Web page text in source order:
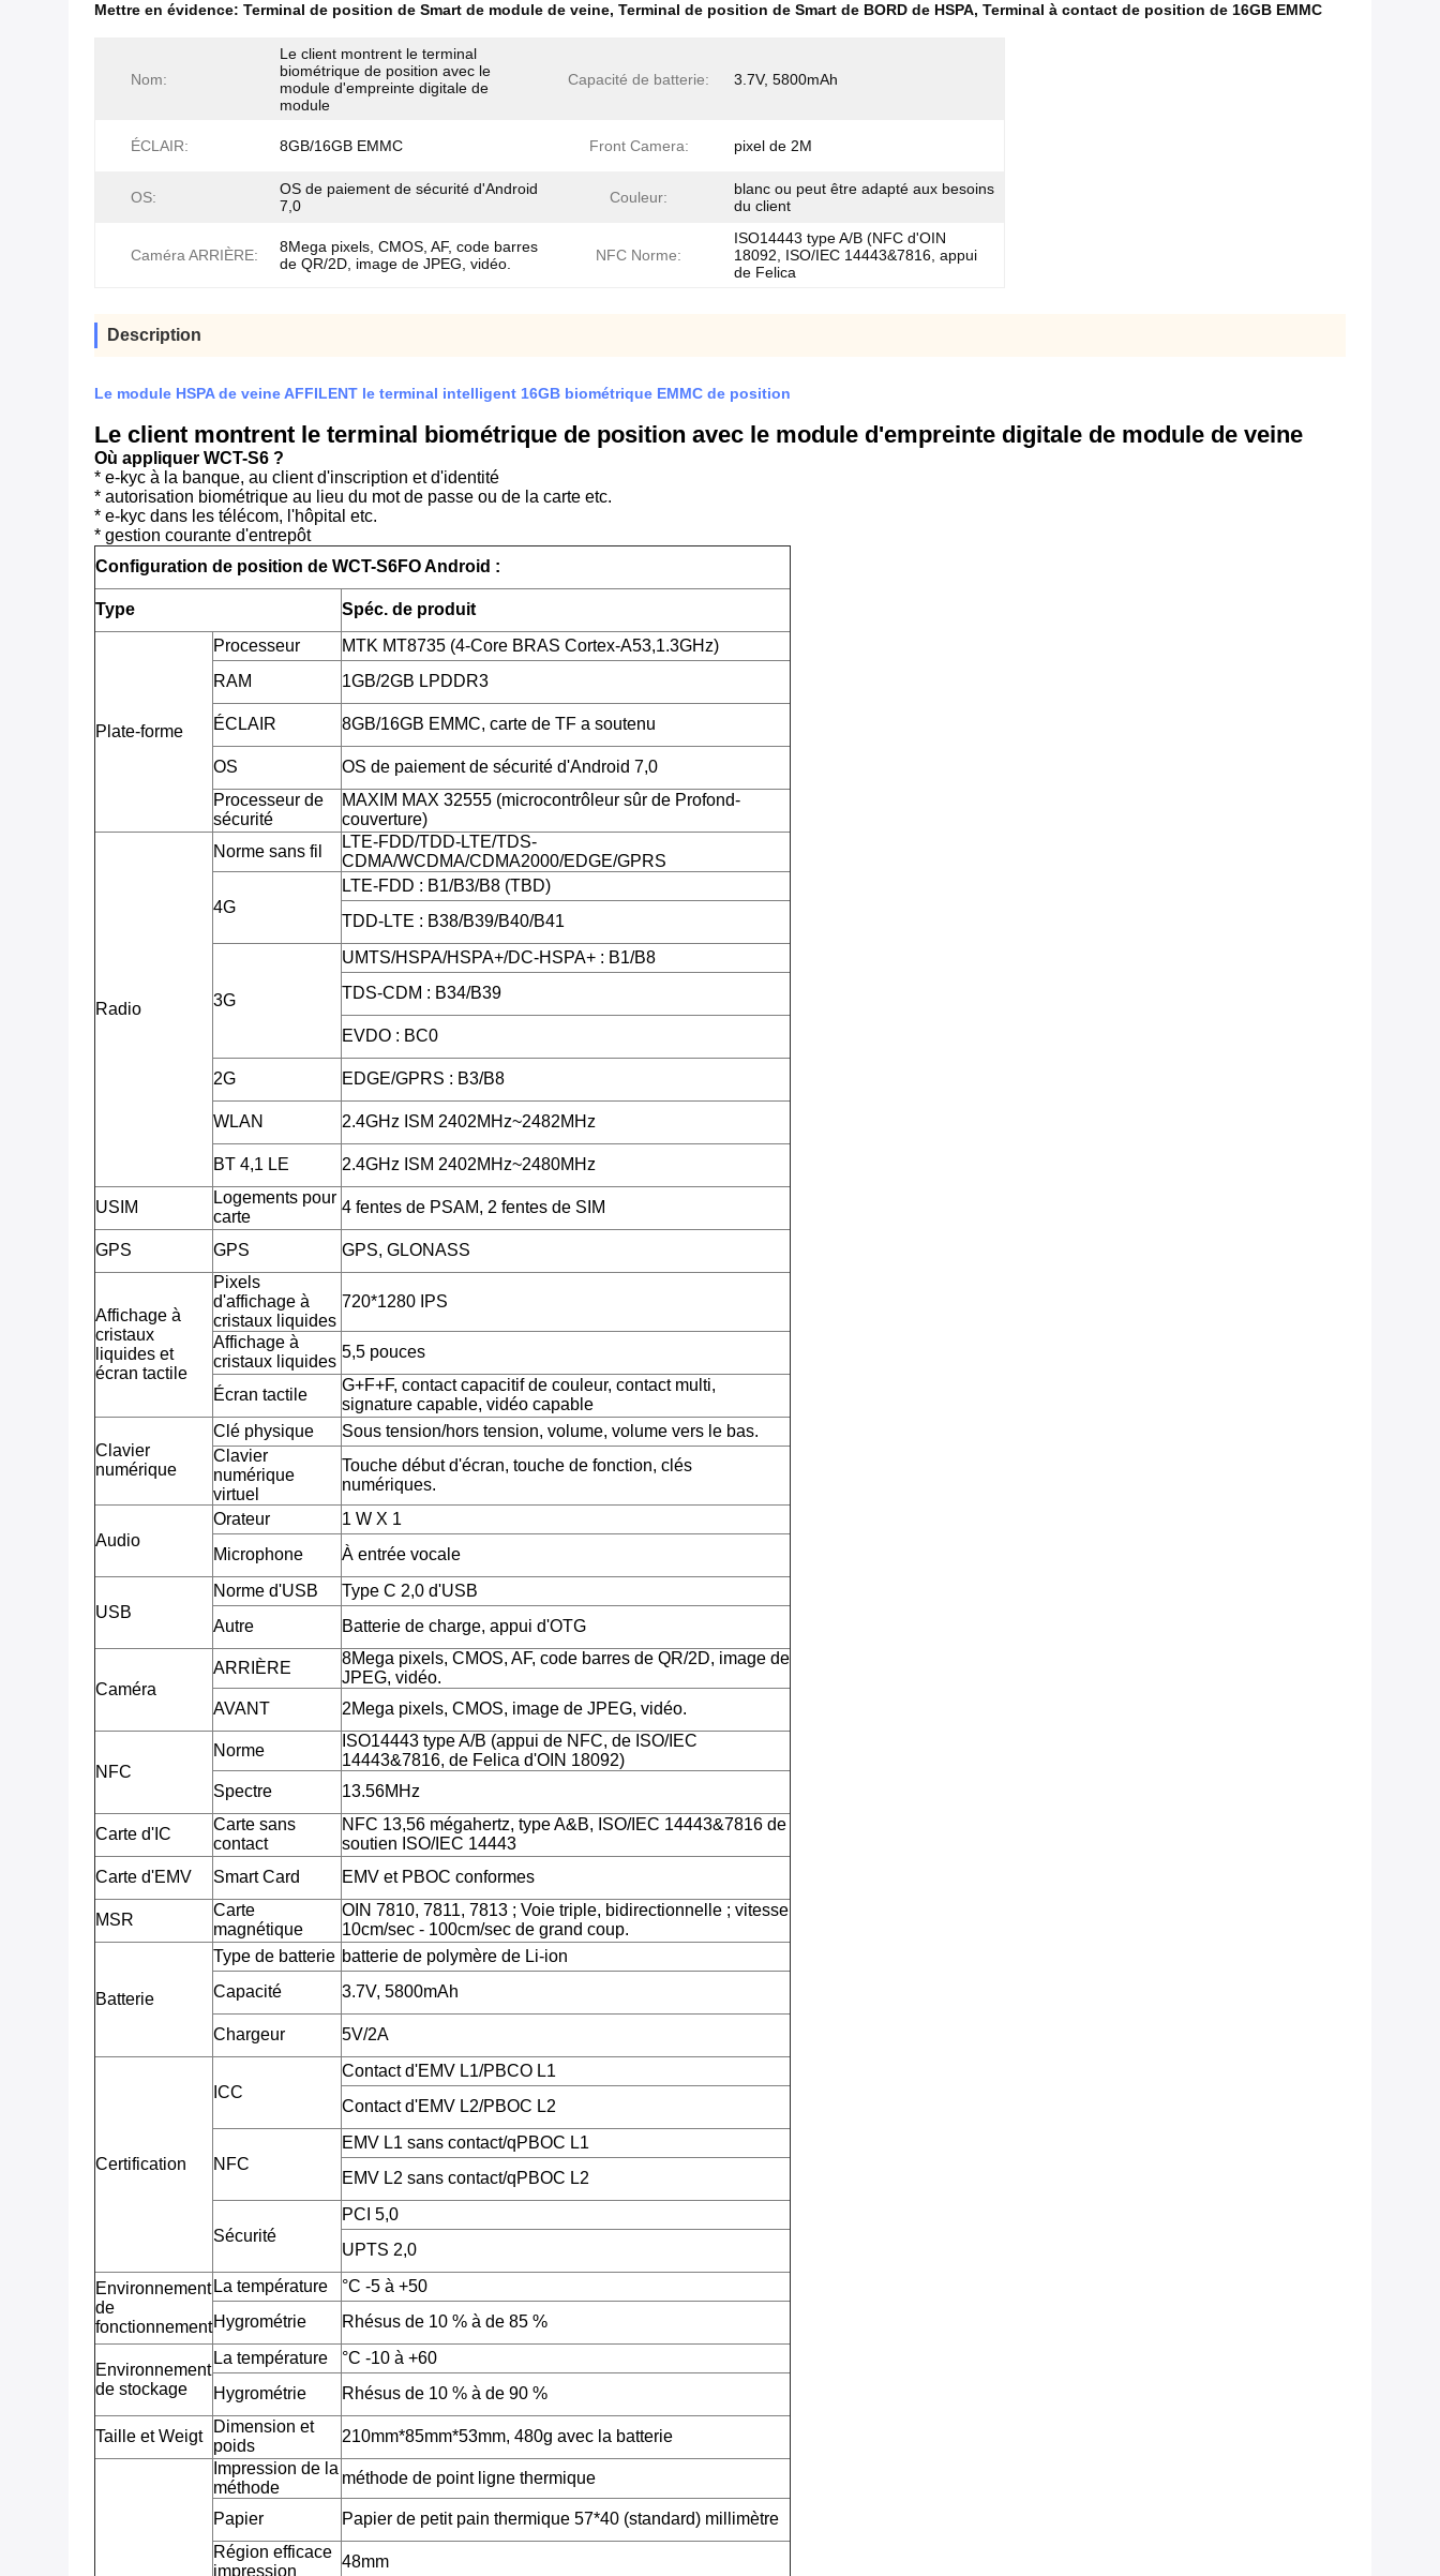
Mettre en évidence: Terminal de position de Smart de module de veine, Terminal de position de Smart de BORD de HSPA, Terminal à contact de position de 16GB EMMC
Nom:
Le client montrent le terminal
biométrique de position avec le
module d'empreinte digitale de
module
Capacité de batterie: 3.7V, 5800mAh
ÉCLAIR: 8GB/16GB EMMC Front Camera: pixel de 2M
OS:
OS de paiement de sécurité d'Android
7,0
Couleur:
blanc ou peut être adapté aux besoins
du client
Caméra ARRIÈRE:
8Mega pixels, CMOS, AF, code barres
de QR/2D, image de JPEG, vidéo.
NFC Norme:
ISO14443 type A/B (NFC d'OIN
18092, ISO/IEC 14443&7816, appui
de Felica
Description
Le module HSPA de veine AFFILENT le terminal intelligent 16GB biométrique EMMC de position
Le client montrent le terminal biométrique de position avec le module d'empreinte digitale de module de veine
Où appliquer WCT-S6 ?
* e-kyc à la banque, au client d'inscription et d'identité
* autorisation biométrique au lieu du mot de passe ou de la carte etc.
* e-kyc dans les télécom, l'hôpital etc.
* gestion courante d'entrepôt
Configuration de position de WCT-S6FO Android :
Type Spéc. de produit
Plate-forme
Processeur
MTK MT8735 (4-Core BRAS Cortex-A53,1.3GHz)
RAM
1GB/2GB LPDDR3
ÉCLAIR 8GB/16GB EMMC, carte de TF a soutenu
OS
OS de paiement de sécurité d'Android 7,0
Processeur de
sécurité
MAXIM MAX 32555 (microcontrôleur sûr de Profond-
couverture)
Radio
Norme sans fil
LTE-FDD/TDD-LTE/TDS-
CDMA/WCDMA/CDMA2000/EDGE/GPRS
4G
LTE-FDD : B1/B3/B8 (TBD)
TDD-LTE : B38/B39/B40/B41
3G
UMTS/HSPA/HSPA+/DC-HSPA+ : B1/B8
TDS-CDM : B34/B39
EVDO : BC0
2G EDGE/GPRS : B3/B8
WLAN 2.4GHz ISM 2402MHz~2482MHz
BT 4,1 LE 2.4GHz ISM 2402MHz~2480MHz
USIM
Logements pour
carte
4 fentes de PSAM, 2 fentes de SIM
GPS GPS GPS, GLONASS
Affichage à
cristaux
liquides et
écran tactile
Pixels
d'affichage à
cristaux liquides
720*1280 IPS
Affichage à
cristaux liquides
5,5 pouces
Écran tactile
G+F+F, contact capacitif de couleur, contact multi,
signature capable, vidéo capable
Clavier
numérique
Clé physique
Sous tension/hors tension, volume, volume vers le bas.
Clavier
numérique
virtuel
Touche début d'écran, touche de fonction, clés
numériques.
Audio
Orateur
1 W X 1
Microphone
À entrée vocale
USB
Norme d'USB
Type C 2,0 d'USB
Autre
Batterie de charge, appui d'OTG
Caméra
ARRIÈRE
8Mega pixels, CMOS, AF, code barres de QR/2D, image de
JPEG, vidéo.
AVANT
2Mega pixels, CMOS, image de JPEG, vidéo.
NFC
Norme
ISO14443 type A/B (appui de NFC, de ISO/IEC
14443&7816, de Felica d'OIN 18092)
Spectre
13.56MHz
Carte d'IC
Carte sans
contact
NFC 13,56 mégahertz, type A&B, ISO/IEC 14443&7816 de
soutien ISO/IEC 14443
Carte d'EMV
Smart Card EMV et PBOC conformes
MSR
Carte
magnétique
OIN 7810, 7811, 7813 ; Voie triple, bidirectionnelle ; vitesse
10cm/sec - 100cm/sec de grand coup.
Batterie
Type de batterie batterie de polymère de Li-ion
Capacité
3.7V, 5800mAh
Chargeur 5V/2A
Certification
ICC
Contact d'EMV L1/PBCO L1
Contact d'EMV L2/PBOC L2
NFC
EMV L1 sans contact/qPBOC L1
EMV L2 sans contact/qPBOC L2
Sécurité
PCI 5,0
UPTS 2,0
Environnement
de
fonctionnement
La température
°C -5 à +50
Hygrométrie
Rhésus de 10 % à de 85 %
Environnement
de stockage
La température
°C -10 à +60
Hygrométrie
Rhésus de 10 % à de 90 %
Taille et Weigt
Dimension et
poids
210mm*85mm*53mm, 480g avec la batterie
Impression de la
méthode
méthode de point ligne thermique
Papier
Papier de petit pain thermique 57*40 (standard) millimètre
Région efficace
impression
48mm